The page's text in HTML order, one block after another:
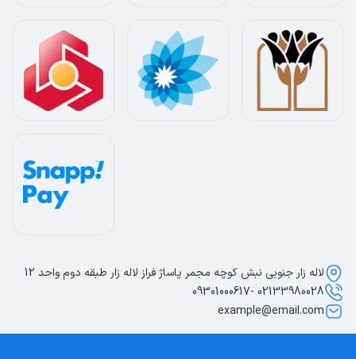
لاله زار جنوبی نبش کوچه مجمر پاساژ فراز لاله زار طبقه دوم واحد 12
02133980028 -09301000617
example@email.com